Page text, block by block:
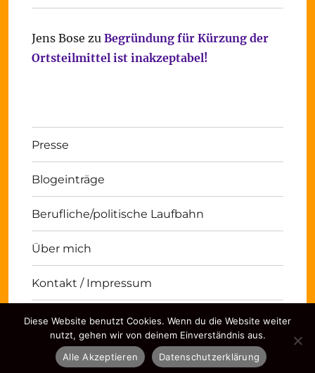
Jens Bose zu Begründung für Kürzung der
Ortsteilmittel ist inakzeptabel!
Presse
Blogeinträge
Berufliche/politische Laufbahn
Über mich
Kontakt / Impressum
Michael Panse Kontakt / Impressum
Stolz
präsentiert von WordPress
Diese Website benutzt Cookies. Wenn du die Website weiter
nutzt, gehen wir von deinem Einverständnis aus.
Alle Akzeptieren
Datenschutzerklärung